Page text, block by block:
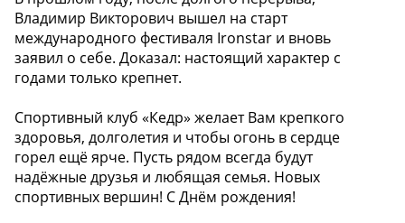
Владимир Викторович вышел на старт
международного фестиваля Ironstar и вновь
заявил о себе. Доказал: настоящий характер с
годами только крепнет.
Спортивный клуб «Кедр» желает Вам крепкого
здоровья, долголетия и чтобы огонь в сердце
горел ещё ярче. Пусть рядом всегда будут
надёжные друзья и любящая семья. Новых
спортивных вершин! С Днём рождения!